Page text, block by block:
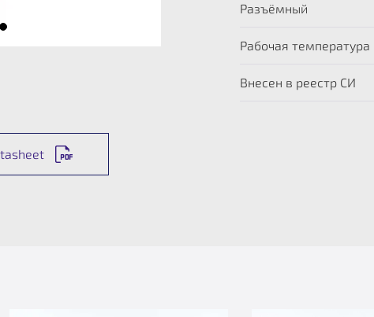
Разъёмный
Рабочая температура
Внесен в реестр СИ